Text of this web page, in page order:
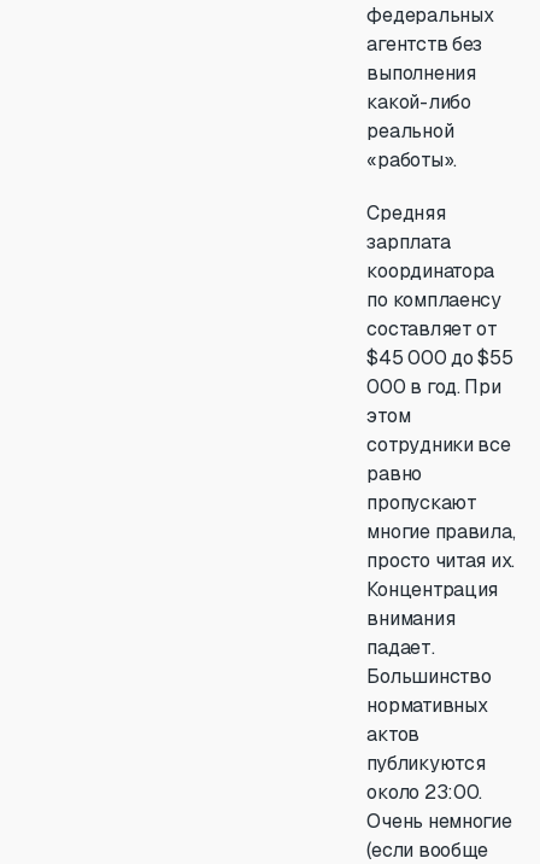
федеральных
агентств без
выполнения
какой-либо
реальной
«работы».
Средняя
зарплата
координатора
по комплаенсу
составляет от
$45 000 до $55
000 в год. При
этом
сотрудники все
равно
пропускают
многие правила,
просто читая их.
Концентрация
внимания
падает.
Большинство
нормативных
актов
публикуются
около 23:00.
Очень немногие
(если вообще